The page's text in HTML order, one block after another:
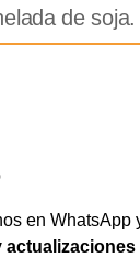
de soja.
en